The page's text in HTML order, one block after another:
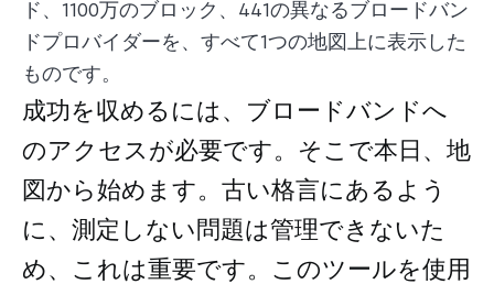
ド、1100万のブロック、441の異なるブロードバン
ドプロバイダーを、すべて1つの地図上に表示した
ものです。
成功を収めるには、ブロードバンドへ
のアクセスが必要です。そこで本日、地
図から始めます。古い格言にあるよう
に、測定しない問題は管理できないた
め、これは重要です。このツールを使用